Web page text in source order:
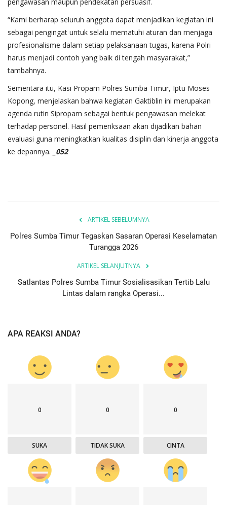
“Kami berharap seluruh anggota dapat menjadikan kegiatan ini
sebagai pengingat untuk selalu mematuhi aturan dan menjaga
profesionalisme dalam setiap pelaksanaan tugas, karena Polri
harus menjadi contoh yang baik di tengah masyarakat,”
tambahnya.
Sementara itu, Kasi Propam Polres Sumba Timur, Iptu Moses
Kopong, menjelaskan bahwa kegiatan Gaktiblin ini merupakan
agenda rutin Sipropam sebagai bentuk pengawasan melekat
terhadap personel. Hasil pemeriksaan akan dijadikan bahan
evaluasi guna meningkatkan kualitas disiplin dan kinerja anggota
ke depannya.
_052
ARTIKEL SEBELUMNYA
Polres Sumba Timur Tegaskan Sasaran Operasi Keselamatan
Turangga 2026
ARTIKEL SELANJUTNYA
Satlantas Polres Sumba Timur Sosialisasikan Tertib Lalu
Lintas dalam rangka Operasi...
APA REAKSI ANDA?
0
SUKA
0
TIDAK SUKA
0
CINTA